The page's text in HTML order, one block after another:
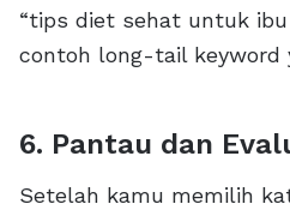
“tips diet sehat untuk
contoh long-tail keyword
6. Pantau dan
Setelah kamu memilih